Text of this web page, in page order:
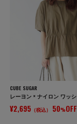
CUBE SUGAR
¥2,695 （税込） 50%OFF